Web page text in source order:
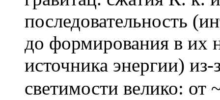
последовательность
до формирования в их
источника энергии)
светимости велико: от